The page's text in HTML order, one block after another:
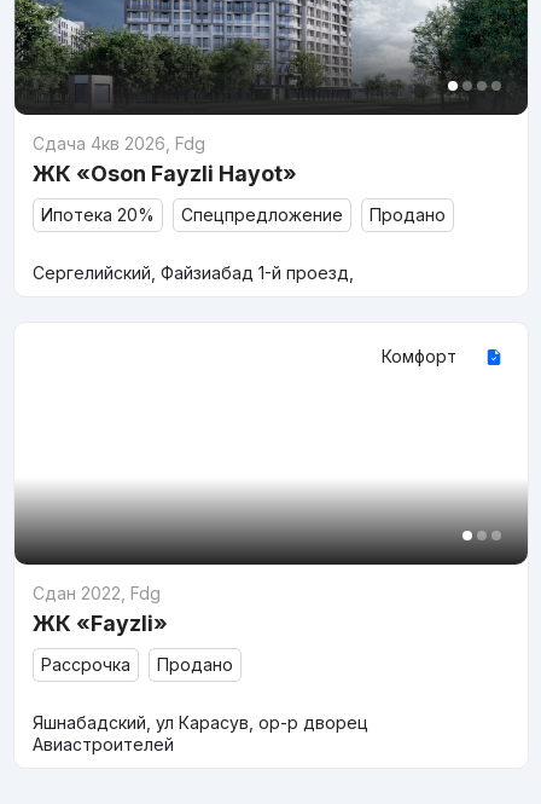
Сдача 4кв 2026 Fdg
ЖК «Oson Fayzli Hayot»
Ипотека 20% Спецпредложение Продано
Сергелийский, Файзиабад 1-й проезд,
Комфорт
Сдан 2022 Fdg
ЖК «Fayzli»
Рассрочка Продано
Яшнабадский, ул Карасув, ор-р дворец
Авиастроителей